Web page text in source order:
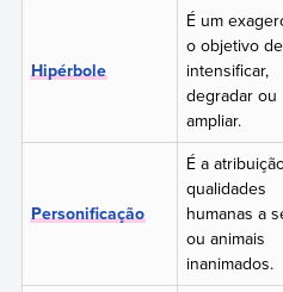
Hipérbole
É um
o objetivo de
intensificar,
degradar ou
ampliar.
Personificação
É a
qualidades
humanas a
ou animais
inanimados.